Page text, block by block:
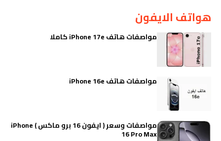
هواتف الايفون
مواصفات هاتف iPhone 17e كاملا
مواصفات هاتف iPhone 16e
مواصفات وسعر ( ايفون 16 برو ماكس ) iPhone
16 Pro Max